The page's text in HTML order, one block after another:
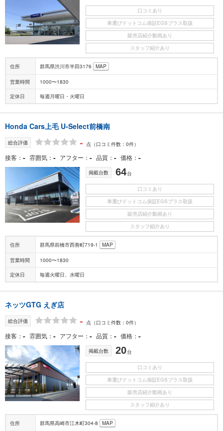
口コミあり
車選びドットコム保証EGSプラス取扱
販売店紹介動画あり
スタッフ紹介あり
住所 群馬県渋川市半田3176 MAP
営業時間 1000〜1830
定休日 毎週月曜日・火曜日
Honda Cars上毛 U-Select前橋南
総合評価 - 点 （口コミ件数：0件）
接客 - 雰囲気 - アフター - 品質 - 価格 -
掲載台数 64台
口コミあり
車選びドットコム保証EGSプラス取扱
販売店紹介動画あり
スタッフ紹介あり
住所 群馬県前橋市西善町719-1 MAP
営業時間 1000〜1830
定休日 毎週火曜日、水曜日
ネッツGTG えぎ店
総合評価 - 点 （口コミ件数：0件）
接客 - 雰囲気 - アフター - 品質 - 価格 -
掲載台数 20台
口コミあり
車選びドットコム保証EGSプラス取扱
販売店紹介動画あり
スタッフ紹介あり
住所 群馬県高崎市江木町304-8 MAP